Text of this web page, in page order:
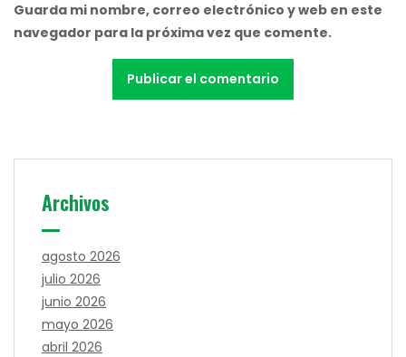
Guarda mi nombre, correo electrónico y web en este
navegador para la próxima vez que comente.
Archivos
agosto 2026
julio 2026
junio 2026
mayo 2026
abril 2026